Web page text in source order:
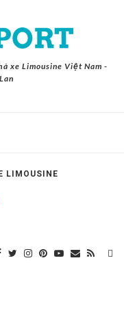
xe Limousine Việt Nam -
LIMOUSINE